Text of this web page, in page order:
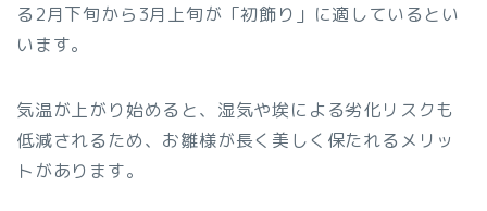
る2月下旬から3月上旬が「初飾り」に適しているとい
います。
気温が上がり始めると、湿気や埃による劣化リスクも
低減されるため、お雛様が長く美しく保たれるメリッ
トがあります。